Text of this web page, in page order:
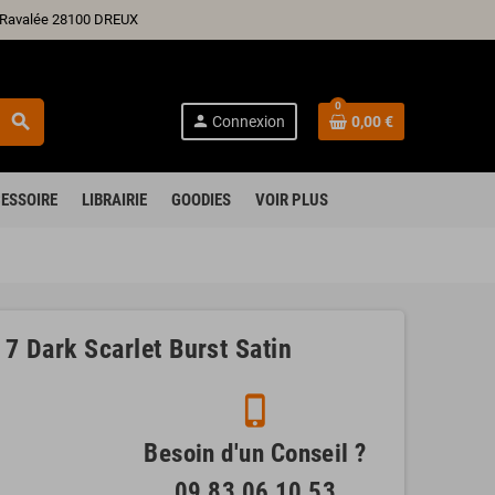
28100 DREUX
search person Connexion
0
0,00 €
LIBRAIRIE GOODIES VOIR PLUS
7 Dark Scarlet Burst Satin
phone_iphone
Besoin d'un Conseil ?